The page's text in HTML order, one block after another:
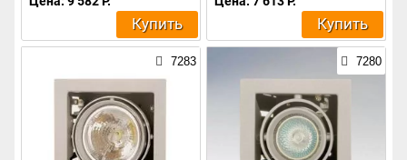
Купить Купить
7283 7280